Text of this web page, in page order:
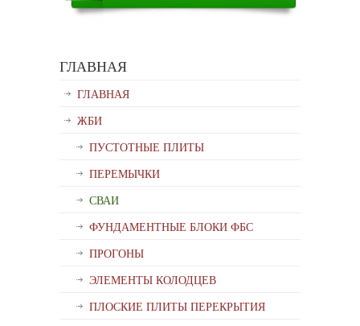
ГЛАВНАЯ
ГЛАВНАЯ
ЖБИ
ПУСТОТНЫЕ ПЛИТЫ
ПЕРЕМЫЧКИ
СВАИ
ФУНДАМЕНТНЫЕ БЛОКИ ФБС
ПРОГОНЫ
ЭЛЕМЕНТЫ КОЛОДЦЕВ
ПЛОСКИЕ ПЛИТЫ ПЕРЕКРЫТИЯ